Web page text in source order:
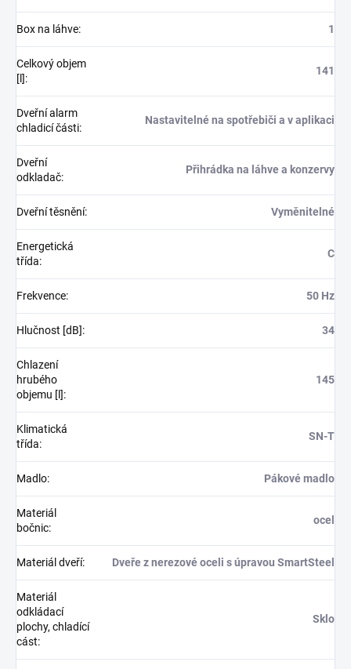
Box na láhve: 1
Celkový objem
[l]:
141
Dveřní alarm
chladicí části:
Nastavitelné na spotřebiči a v aplikaci
Dveřní
odkladač:
Přihrádka na láhve a konzervy
Dveřní těsnění: Vyměnitelné
Energetická
třída:
C
Frekvence: 50 Hz
Hlučnost [dB]: 34
Chlazení
hrubého
objemu [l]:
145
Klimatická
třída:
SN-T
Madlo: Pákové madlo
Materiál
bočnic:
ocel
Materiál dveří: Dveře z nerezové oceli s úpravou SmartSteel
Materiál
odkládací
plochy, chladící
cást:
Sklo